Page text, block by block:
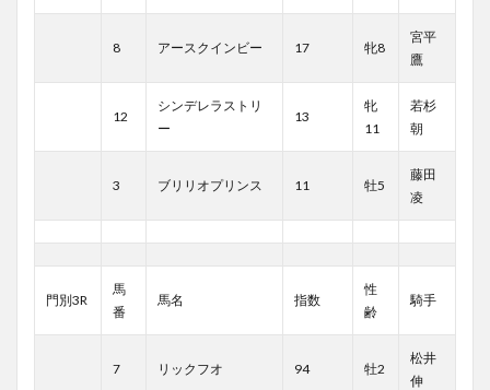
8 アースクインビー 17 牝8
宮平
鷹
12
シンデレラストリ
ー
13
牝
11
若杉
朝
3 ブリリオプリンス 11 牡5
藤田
凌
門別3R
馬
番
馬名 指数
性
齢
騎手
7 リックフオ 94 牡2
松井
伸